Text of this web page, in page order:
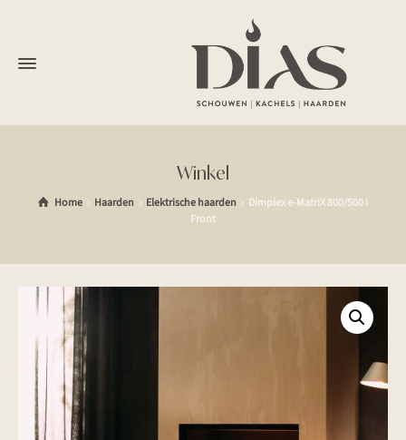
Winkel
Home Haarden Elektrische haarden
Dimplex e-MatriX 800/500 I
Front